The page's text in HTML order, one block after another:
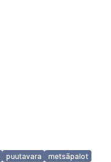
puutavara metsäpalot